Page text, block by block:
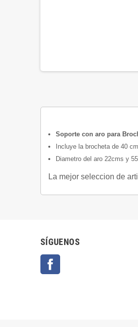
Soporte con aro para
Incluye la brocheta de 40
Diametro del aro 22cms y
La mejor seleccion de
SÍGUENOS